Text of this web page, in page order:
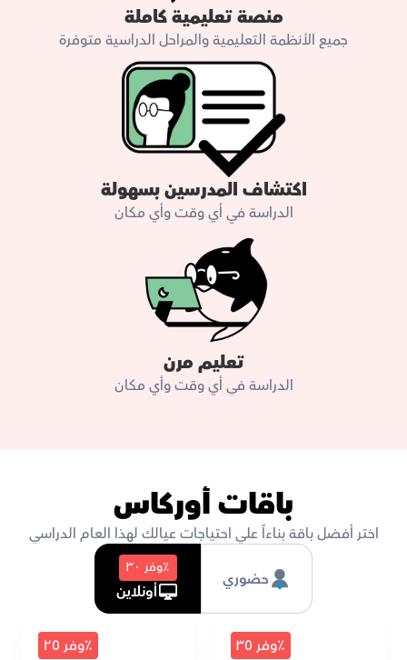
تعليم مرن
الدراسة في أي وقت وأي مكان
اكتشاف المدرسين بسهولة
الدراسة في أي وقت وأي مكان
منصة تعليمية كاملة
جميع الأنظمة التعليمية والمراحل الدراسية متوفرة
باقات أوركاس
اختر أفضل باقة بناءاً علي احتياجات عيالك لهذا العام الدراسي
حضوري
أونلاين
٪وفر ٣٠
٪وفر ٢٥ ٪وفر ٣٥